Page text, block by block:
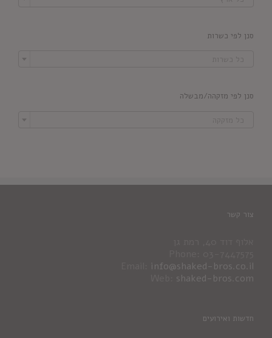
סנן לפי כשרות
סנן לפי מזקהה/מבשלה
צור קשר
info@shaked-bros.co.il
shaked-bros.com
חדשות ואירועים